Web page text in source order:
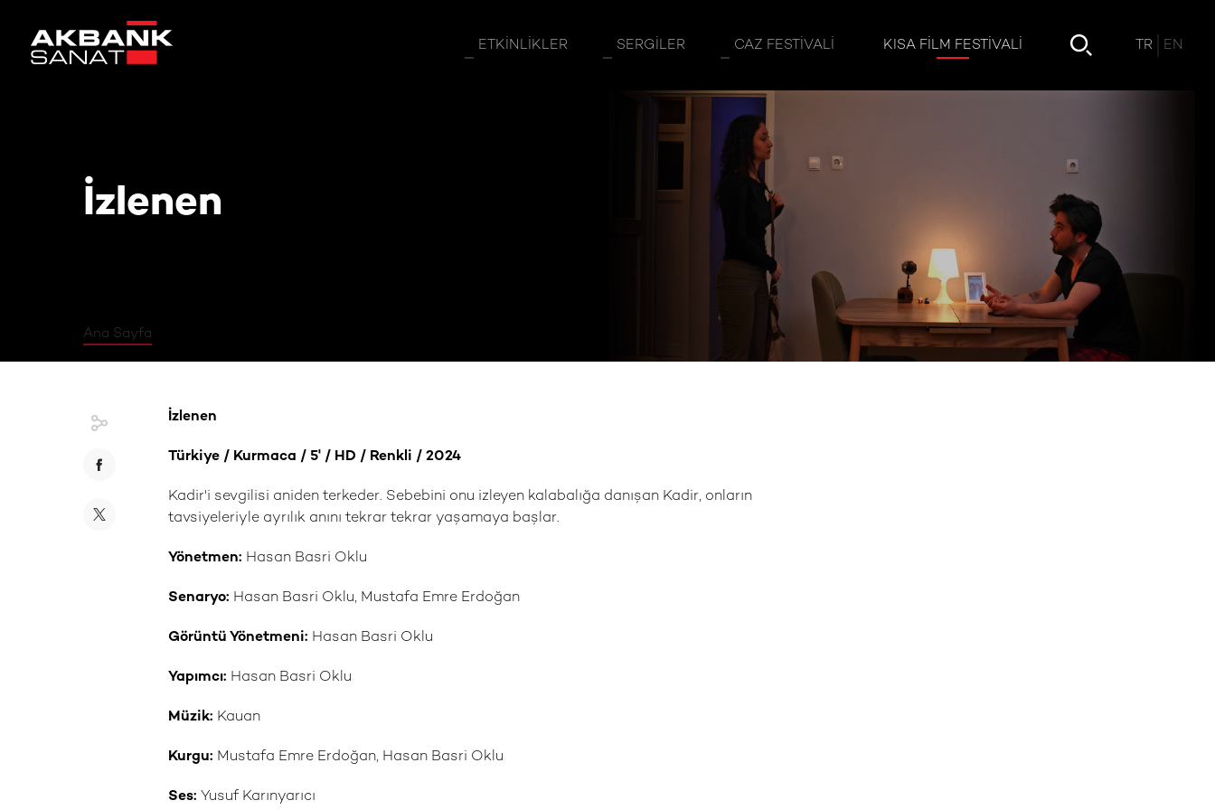
ETKINLIKLER SERGILER CAZ FESTIVALI KISA FILM FESTIVALI TR EN
İzlenen
Ana Sayfa
İzlenen
İzlenen
Türkiye / Kurmaca / 5' / HD / Renkli / 2024
Kadir'i sevgilisi aniden terkeder. Sebebini onu izleyen kalabalığa danışan Kadir, onların
tavsiyeleriyle ayrılık anını tekrar tekrar yaşamaya başlar.
Yönetmen: Hasan Basri Oklu
Senaryo: Hasan Basri Oklu, Mustafa Emre Erdoğan
Görüntü Yönetmeni: Hasan Basri Oklu
Yapımcı: Hasan Basri Oklu
Müzik: Kauan
Kurgu: Mustafa Emre Erdoğan, Hasan Basri Oklu
Ses: Yusuf Karınyarıcı